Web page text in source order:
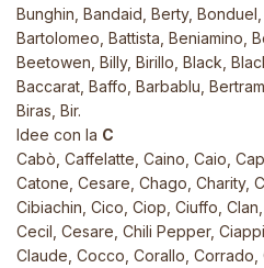
Bunghin, Bandaid, Berty,
Bartolomeo, Battista, Beniamino,
Beetowen, Billy, Birillo, Black,
Baccarat, Baffo, Barbablu,
Biras, Bir.
Idee con la C
Cabò, Caffelatte, Caino, Caio,
Catone, Cesare, Chago, Charity,
Cibiachin, Cico, Ciop, Ciuffo,
Cecil, Cesare, Chili Pepper,
Claude, Cocco, Corallo, Corrado,